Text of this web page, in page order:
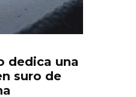
dedica una
suro de